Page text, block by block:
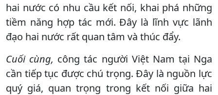
hai nước có nhu cầu kết nối, khai phá những
tiềm năng hợp tác mới. Đây là lĩnh vực lãnh
đạo hai nước rất quan tâm và thúc đẩy.
Cuối cùng, công tác người Việt Nam tại Nga
cần tiếp tục được chú trọng. Đây là nguồn lực
quý giá, quan trọng trong kết nối giữa hai